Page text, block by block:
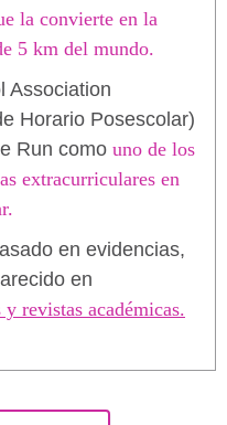
la convierte en la
5 km del mundo.
Association
Horario Posescolar)
Run como uno de los
extracurriculares en
en evidencias,
en
revistas académicas.